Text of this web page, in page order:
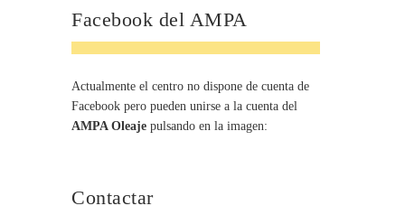
Facebook del AMPA
Actualmente el centro no dispone de cuenta de
Facebook pero pueden unirse a la cuenta del
AMPA Oleaje pulsando en la imagen:
Contactar